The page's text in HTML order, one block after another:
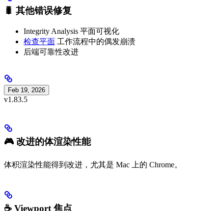
🐛 其他错误修复
Integrity Analysis 平面可视化
检查平面 工作流程中的偶发崩溃
后端可靠性改进
Feb 19, 2026
v1.83.5
🎮 改进的体渲染性能
体积渲染性能得到改进，尤其是 Mac 上的 Chrome。
☕️ Viewport 焦点